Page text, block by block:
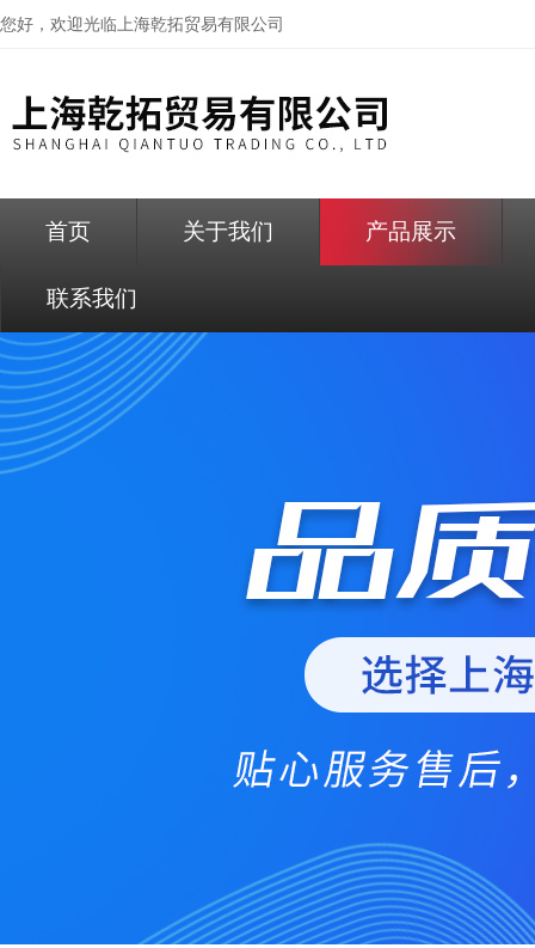
您好，欢迎光临上海乾拓贸易有限公司
首页 关于我们 产品展示
联系我们